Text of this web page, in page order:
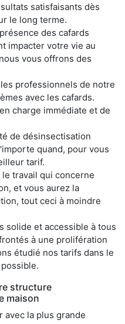
satisfaisants dès
le long terme.
des cafards
impacter votre vie au
vous offrons des
professionnels de notre
avec les cafards.
charge immédiate et de
de désinsectisation
quand, pour vous
tarif.
travail qui concerne
et vous aurez la
tout ceci à moindre
solide et accessible à tous
à une prolifération
étudié nos tarifs dans le
structure
maison
avec la plus grande